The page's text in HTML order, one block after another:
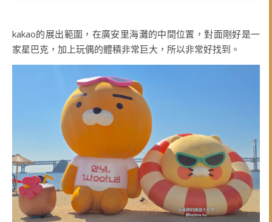
kakao的展出範圍，在廣安里海灘的中間位置，對面剛好是一
家星巴克，加上玩偶的體積非常巨大，所以非常好找到。